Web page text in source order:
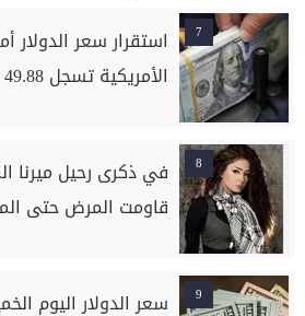
7
استقرار سعر الدولار
الأمريكية تسجل 49.88 جنيه بالبنك المركزي
8
في ذكرى رحيل ميرنا
قاومت المرض حتى
9